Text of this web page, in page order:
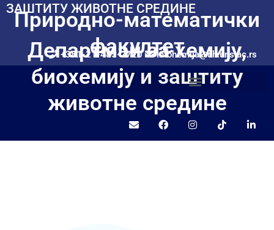
ЗАШТИТУ ЖИВОТНЕ СРЕДИНЕ
+381-21-485-2720 infohemija@dh.uns.ac.rs
Природно-математички
факултет
Департман за хемију,
биохемију и заштиту
животне средине